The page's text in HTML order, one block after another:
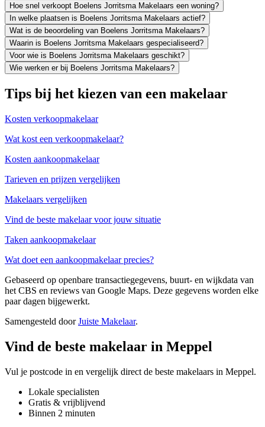
Hoe snel verkoopt Boelens Jorritsma Makelaars een woning?
In welke plaatsen is Boelens Jorritsma Makelaars actief?
Wat is de beoordeling van Boelens Jorritsma Makelaars?
Waarin is Boelens Jorritsma Makelaars gespecialiseerd?
Voor wie is Boelens Jorritsma Makelaars geschikt?
Wie werken er bij Boelens Jorritsma Makelaars?
Tips bij het kiezen van een makelaar
Kosten verkoopmakelaar
Wat kost een verkoopmakelaar?
Kosten aankoopmakelaar
Tarieven en prijzen vergelijken
Makelaars vergelijken
Vind de beste makelaar voor jouw situatie
Taken aankoopmakelaar
Wat doet een aankoopmakelaar precies?
Gebaseerd op openbare transactiegegevens, buurt- en wijkdata van
het CBS en reviews van Google Maps. Deze gegevens worden elke
paar dagen bijgewerkt.
Samengesteld doorJuiste Makelaar.
Vind de beste makelaar in Meppel
Vul je postcode in en vergelijk direct de beste makelaars in Meppel.
Lokale specialisten
Gratis & vrijblijvend
Binnen 2 minuten